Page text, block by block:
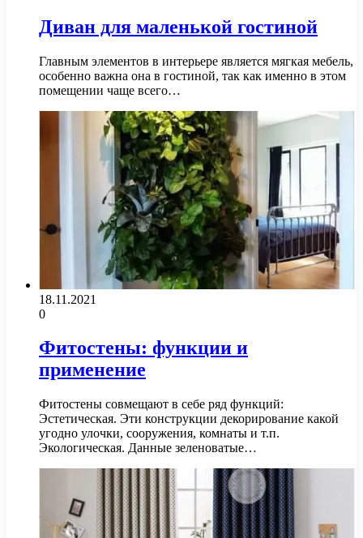
Диван для маленькой гостиной
Главным элементов в интерьере является мягкая мебель,
особенно важна она в гостиной, так как именно в этом
помещении чаще всего…
18.11.2021
0
Фитостены: функции и
применение
Фитостены совмещают в себе ряд функций:
Эстетическая. Эти конструкции декорирование какой
угодно улочки, сооружения, комнаты и т.п.
Экологическая. Данные зеленоватые…